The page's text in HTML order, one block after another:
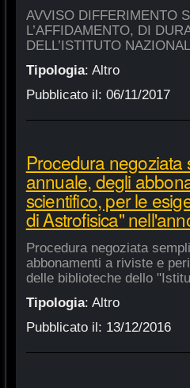
AVVISO DIFFERIMENTO
L’AFFIDAMENTO, DI
DELL’ISTITUTO
Tipologia: Altro
Pubblicato il: 06/11/2017
Procedura negoziata
annuale, degli
scientifico, per le
di Astrofisica"
Procedura negoziata
abbonamenti a riviste e
delle biblioteche dello
Tipologia: Altro
Pubblicato il: 13/12/2016